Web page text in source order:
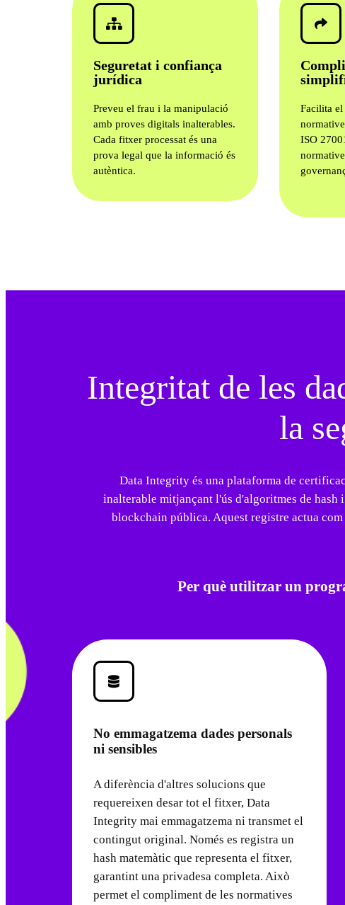
Seguretat i confiança
jurídica
Preveu el frau i la manipulació
amb proves digitals inalterables.
Cada fitxer processat és una
prova legal que la informació és
autèntica.
Facilita
ISO
Integritat de les
la
Data Integrity és una plataforma de
inalterable mitjançant l'ús d'algoritmes de hash
blockchain pública. Aquest registre actua
Per què utilitzar un
No emmagatzema dades personals
ni sensibles
A diferència d'altres solucions que
requereixen desar tot el fitxer, Data
Integrity mai emmagatzema ni transmet el
contingut original. Només es registra un
hash matemàtic que representa el fitxer,
garantint una privadesa completa. Això
permet el compliment de les normatives